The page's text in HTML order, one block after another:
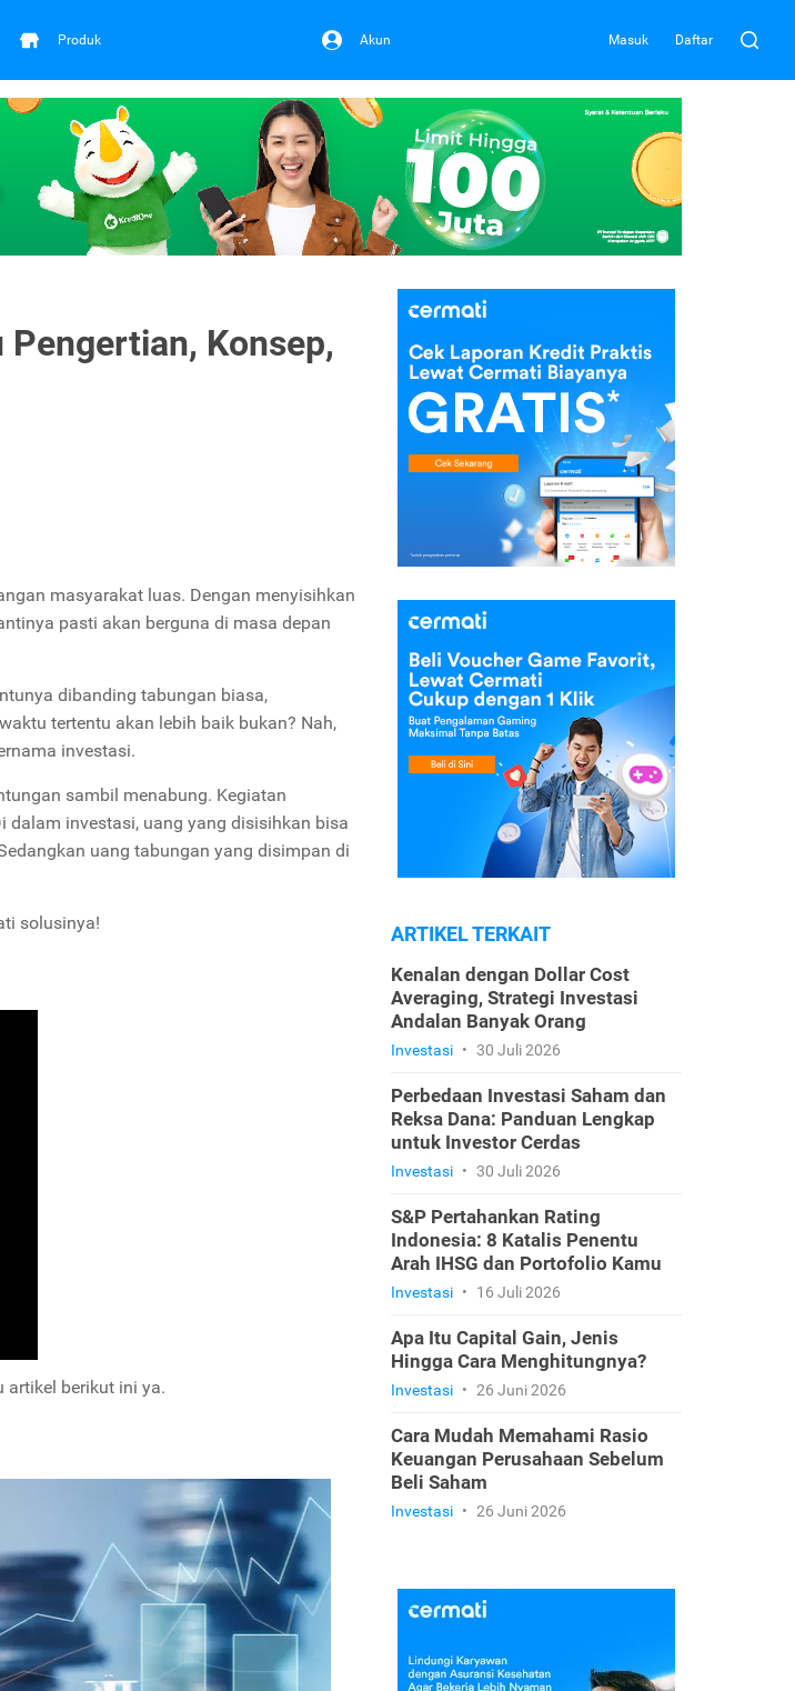
Produk Akun Masuk Daftar
Konsep,
masyarakat luas. Dengan menyisihkan
pasti akan berguna di masa depan
dibanding tabungan biasa,
tertentu akan lebih baik bukan? Nah,
investasi.
sambil menabung. Kegiatan
dalam investasi, uang yang disisihkan bisa
uang tabungan yang disimpan di
solusinya!
artikel berikut ini ya.
ARTIKEL TERKAIT
Kenalan dengan Dollar Cost
Averaging, Strategi Investasi
Andalan Banyak Orang
Investasi • 30 Juli 2026
Perbedaan Investasi Saham dan
Reksa Dana: Panduan Lengkap
untuk Investor Cerdas
Investasi • 30 Juli 2026
S&P Pertahankan Rating
Indonesia: 8 Katalis Penentu
Arah IHSG dan Portofolio Kamu
Investasi • 16 Juli 2026
Apa Itu Capital Gain, Jenis
Hingga Cara Menghitungnya?
Investasi • 26 Juni 2026
Cara Mudah Memahami Rasio
Keuangan Perusahaan Sebelum
Beli Saham
Investasi • 26 Juni 2026